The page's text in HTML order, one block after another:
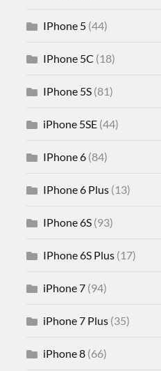
IPhone 5 (44)
IPhone 5C (18)
IPhone 5S (81)
iPhone 5SE (44)
IPhone 6 (84)
IPhone 6 Plus (13)
IPhone 6S (93)
IPhone 6S Plus (17)
iPhone 7 (94)
iPhone 7 Plus (35)
iPhone 8 (66)